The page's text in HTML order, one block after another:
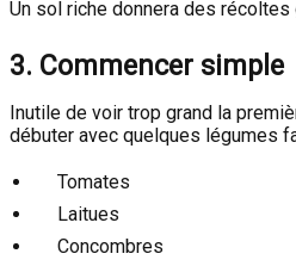
Un sol riche donnera des récoltes
3. Commencer simple
Inutile de voir trop grand la
débuter avec quelques légumes
Tomates
Laitues
Concombres